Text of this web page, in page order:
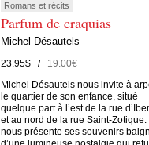
Romans et récits
Parfum de craquias
Michel Désautels
23.95$ /19.00€
Michel Désautels nous invite à
le quartier de son enfance, situé
quelque part à l’est de la rue
et au nord de la rue Saint-Zotique.
nous présente ses souvenirs